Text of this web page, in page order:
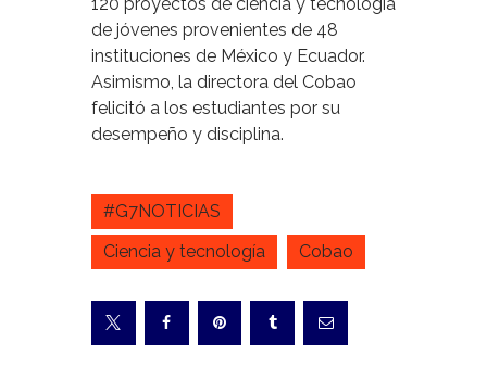
de jóvenes provenientes de 48
instituciones de México y Ecuador.
Asimismo, la directora del Cobao
felicitó a los estudiantes por su
desempeño y disciplina.
#G7NOTICIAS
Ciencia y tecnología
Cobao